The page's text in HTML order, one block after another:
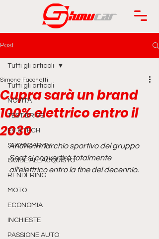
Post
Tutti gli articoli
NOVITÀ
TEST DRIVE
EV & TECH
SHOWCAR TV
GUIDE ALL'ACQUISTO
RENDERING
MOTO
ECONOMIA
INCHIESTE
PASSIONE AUTO
Tutti gli articoli
Cupra sarà un brand
100% elettrico entro il
2030
Simone Facchetti
Anche il marchio sportivo del gruppo
Seat si convertirà totalmente
all'elettrico entro la fine del decennio.